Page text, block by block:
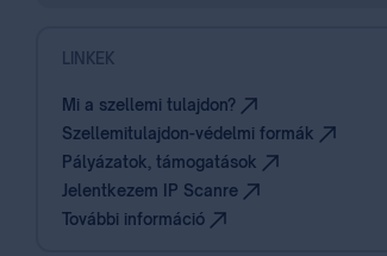
LINKEK
Mi a szellemi tulajdon?
Szellemitulajdon-védelmi formák
Pályázatok, támogatások
Jelentkezem IP Scanre
További információ